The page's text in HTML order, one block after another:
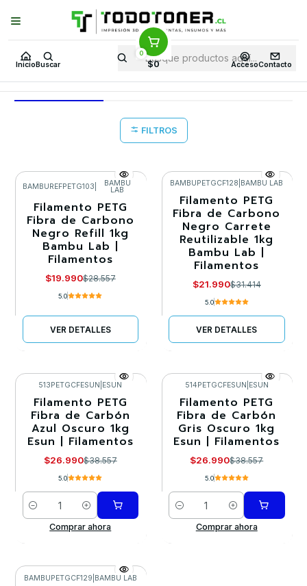
Inicio Buscar
0
$0 AccesoContacto
Puedes Elegir: Comprar enTienda· Despachoa Todo Chile · Retiro en
Tienda en24 Horas
Inicio Todo 3D FILAMENTOS TODO FIBRA DE CARBONO PETG
PETG
FILTROS
Agotado
BAMBUREFPETG103 BAMBU
LAB
Filamento PETG
Fibra de Carbono
Negro Refill 1kg
Bambu Lab |
Filamentos
$19.990$28.557
5.0
VER DETALLES
-30%
Agotado
BAMBUPETGCF128 BAMBU LAB
Filamento PETG
Fibra de Carbono
Negro Carrete
Reutilizable 1kg
Bambu Lab |
Filamentos
$21.990$31.414
5.0
VER DETALLES
-30%
513PETGCFESUN ESUN
Filamento PETG
Fibra de Carbón
Azul Oscuro 1kg
Esun | Filamentos
$26.990$38.557
5.0
Cantidad
Comprar ahora
-30%
514PETGCFESUN ESUN
Filamento PETG
Fibra de Carbón
Gris Oscuro 1kg
Esun | Filamentos
$26.990$38.557
5.0
Cantidad
Comprar ahora
BAMBUPETGCF129 BAMBU LAB